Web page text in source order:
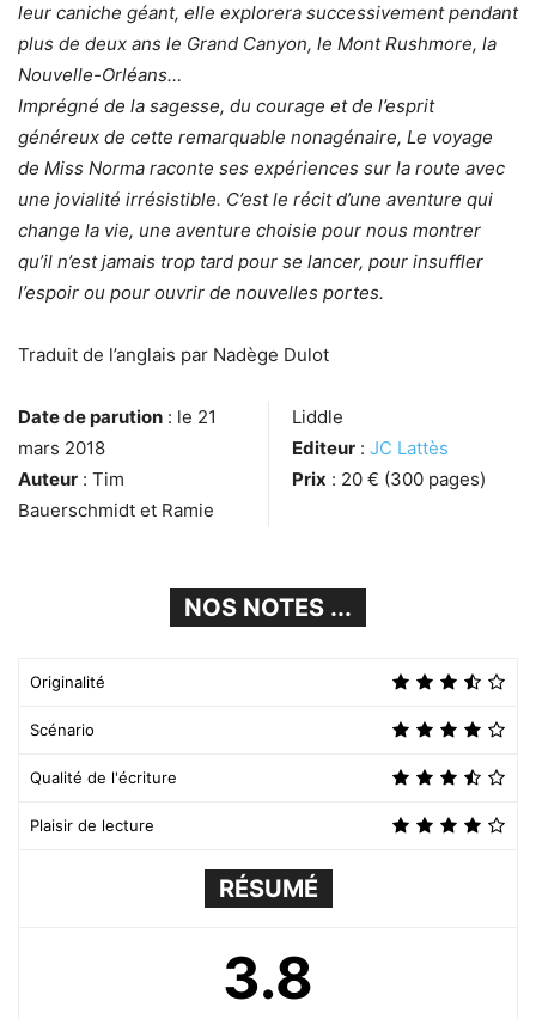
leur caniche géant, elle explorera successivement pendant
plus de deux ans le Grand Canyon, le Mont Rushmore, la
Nouvelle-Orléans…
Imprégné de la sagesse, du courage et de l’esprit
généreux de cette remarquable nonagénaire, Le voyage
de Miss Norma raconte ses expériences sur la route avec
une jovialité irrésistible. C’est le récit d’une aventure qui
change la vie, une aventure choisie pour nous montrer
qu’il n’est jamais trop tard pour se lancer, pour insuffler
l’espoir ou pour ouvrir de nouvelles portes.
Traduit de l’anglais par Nadège Dulot
Date de parution : le 21
mars 2018
Auteur : Tim
Bauerschmidt et Ramie
Liddle
Editeur : JC Lattès
Prix : 20 € (300 pages)
NOS NOTES ...
Originalité
Scénario
Qualité de l'écriture
Plaisir de lecture
RÉSUMÉ
3.8